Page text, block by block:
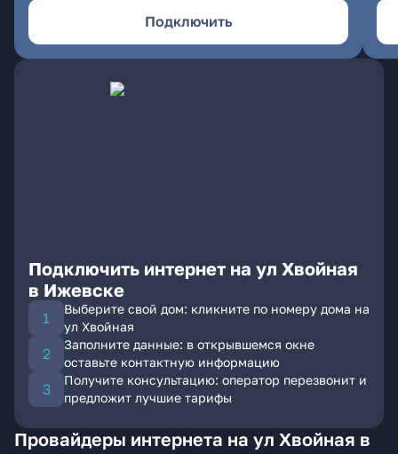
Подключить
Подключить интернет на ул Хвойная
в Ижевске
Выберите свой дом: кликните по номеру дома на
ул Хвойная
Заполните данные: в открывшемся окне
оставьте контактную информацию
Получите консультацию: оператор перезвонит и
предложит лучшие тарифы
Провайдеры интернета на ул Хвойная в